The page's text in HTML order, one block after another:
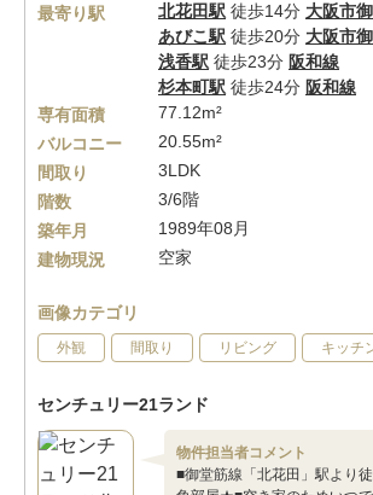
最寄り駅
北花田駅 徒歩14分 大阪市
あびこ駅 徒歩20分 大阪市
浅香駅 徒歩23分 阪和線
杉本町駅 徒歩24分 阪和線
専有面積
77.12m²
バルコニー
20.55m²
間取り
3LDK
階数
3/6階
築年月
1989年08月
建物現況
空家
画像カテゴリ
外観 間取り リビング キッチ
センチュリー21ランド
物件担当者コメント
■御堂筋線「北花田」駅より